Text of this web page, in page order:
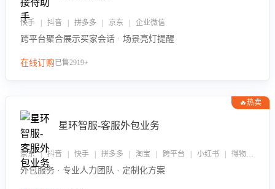
快手 | 抖音 | 拼多多 | 京东 | 企业微信
跨平台聚合展示买家会话 · 场景亮灯提醒
在线订购已售2919+
🔥热卖
星环智服-客服外包业务
京东 | 抖音 | 快手 | 拼多多 | 淘宝 | 跨平台 | 小红书 | 得物 | 企业微信
外包服务 · 专业人力团队 · 定制化方案